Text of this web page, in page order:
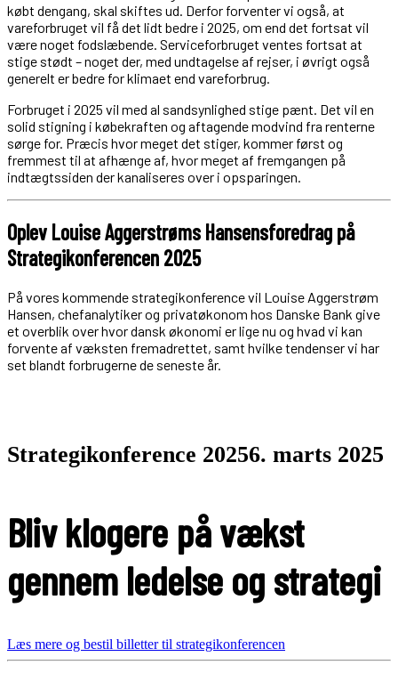
købt dengang, skal skiftes ud. Derfor forventer vi også, at
vareforbruget vil få det lidt bedre i 2025, om end det fortsat vil
være noget fod­slæbende. Serviceforbruget ventes fortsat at
stige stødt – noget der, med undtagelse af rejser, i øvrigt også
generelt er bedre for klimaet end vareforbrug.
Forbruget i 2025 vil med al sandsynlighed stige pænt. Det vil en
solid stigning i købekraften og aftagende modvind fra renterne
sørge for. Præcis hvor meget det stiger, kommer først og
fremmest til at afhænge af, hvor meget af fremgangen på
indtægtssiden der kanaliseres over i opsparingen.
Oplev Louise Aggerstrøms Hansensforedrag på
Strategikonferencen 2025
På vores kommende strategikonference vil Louise Aggerstrøm
Hansen, chefanalytiker og privatøkonom hos Danske Bank give
et overblik over hvor dansk økonomi er lige nu og hvad vi kan
forvente af væksten fremadrettet, samt hvilke tendenser vi har
set blandt forbrugerne de seneste år.
Strategikonference 20256. marts 2025
Bliv klogere på vækst
gennem ledelse og strategi
Læs mere og bestil billetter til strategikonferencen